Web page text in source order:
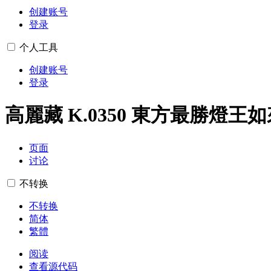
创建账号
登录
个人工具
创建账号
登录
高麗藏 K.0350 東方最勝燈王
页面
讨论
不转换
不转换
简体
繁體
阅读
查看源代码